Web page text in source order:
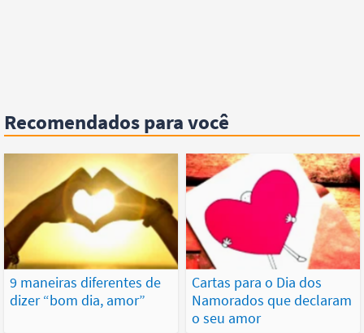
Recomendados para você
9 maneiras diferentes de
dizer “bom dia, amor”
Cartas para o Dia dos
Namorados que declaram
o seu amor